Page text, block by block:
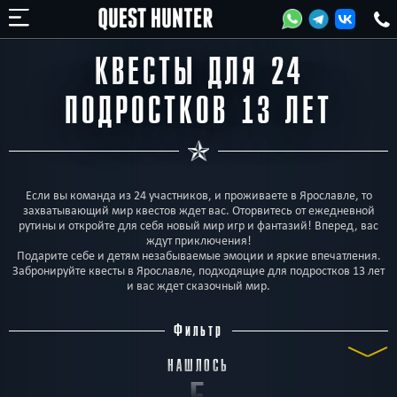
КВЕСТЫ ДЛЯ 24
ПОДРОСТКОВ 13 ЛЕТ
Если вы команда из 24 участников, и проживаете в Ярославле, то
захватывающий мир квестов ждет вас. Оторвитесь от ежедневной
рутины и откройте для себя новый мир игр и фантазий! Вперед, вас
ждут приключения!
Подарите себе и детям незабываемые эмоции и яркие впечатления.
Забронируйте квесты в Ярославле, подходящие для подростков 13 лет
и вас ждет сказочный мир.
Фильтр
НАШЛОСЬ